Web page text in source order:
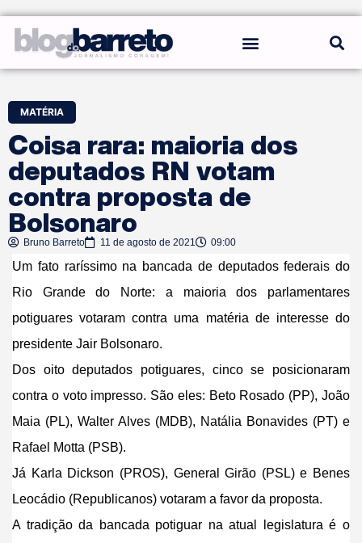
MATÉRIA
Coisa rara: maioria dos
deputados RN votam
contra proposta de
Bolsonaro
Bruno Barreto 11 de agosto de 2021 09:00
Um fato raríssimo na bancada de deputados federais do
Rio Grande do Norte: a maioria dos parlamentares
potiguares votaram contra uma matéria de interesse do
presidente Jair Bolsonaro.
Dos oito deputados potiguares, cinco se posicionaram
contra o voto impresso. São eles: Beto Rosado (PP), João
Maia (PL), Walter Alves (MDB), Natália Bonavides (PT) e
Rafael Motta (PSB).
Já Karla Dickson (PROS), General Girão (PSL) e Benes
Leocádio (Republicanos) votaram a favor da proposta.
A tradição da bancada potiguar na atual legislatura é o